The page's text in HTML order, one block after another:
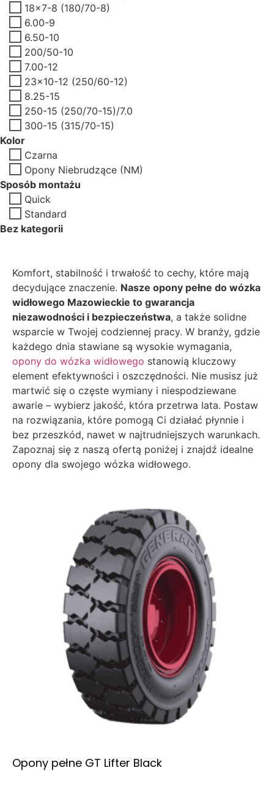
18x7-8 (180/70-8)
6.00-9
6.50-10
200/50-10
7.00-12
23x10-12 (250/60-12)
8.25-15
250-15 (250/70-15)/7.0
300-15 (315/70-15)
Kolor
Czarna
Opony Niebrudzące (NM)
Sposób montażu
Quick
Standard
Bez kategorii
Komfort, stabilność i trwałość to cechy, które mają
decydujące znaczenie. Nasze opony pełne do wózka
widłowego Mazowieckie to gwarancja
niezawodności i bezpieczeństwa, a także solidne
wsparcie w Twojej codziennej pracy. W branży, gdzie
każdego dnia stawiane są wysokie wymagania,
opony do wózka widłowego stanowią kluczowy
element efektywności i oszczędności. Nie musisz już
martwić się o częste wymiany i niespodziewane
awarie – wybierz jakość, która przetrwa lata. Postaw
na rozwiązania, które pomogą Ci działać płynnie i
bez przeszkód, nawet w najtrudniejszych warunkach.
Zapoznaj się z naszą ofertą poniżej i znajdź idealne
opony dla swojego wózka widłowego.
Opony pełne GT Lifter Black